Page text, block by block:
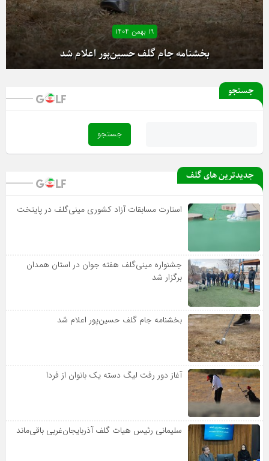
۱۹ بهمن ۱۴۰۴
بخشنامه جام گلف حسین‌پور اعلام شد
۱۸ بهمن ۱۴۰۴
جستجو
جدیدترین های گلف
استارت مسابقات آزاد کشوری مینی‌گلف در پایتخت
جشنواره مینی‌گلف هفته جوان در استان همدان
برگزار شد
بخشنامه جام گلف حسین‌پور اعلام شد
آغاز دور رفت لیگ دسته یک بانوان از فردا
سلیمانی رئیس هیات گلف آذربایجان‌غربی باقی‌ماند